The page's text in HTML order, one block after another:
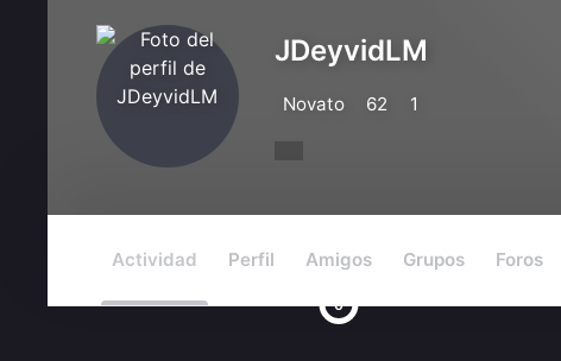
JDeyvidLM
62 1
Novato
Actividad Perfil Amigos
0
Grupos Foros